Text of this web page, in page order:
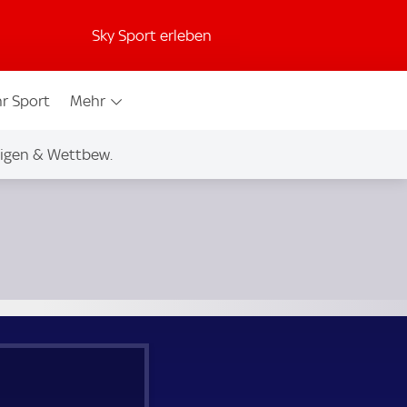
Sky Sport erleben
Sport Mehr
& Wettbew.